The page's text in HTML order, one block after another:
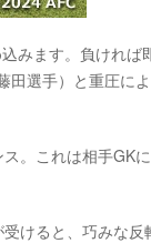
みます。負ければ
田選手）と重圧に
。これは相手GK
けると、巧みな反